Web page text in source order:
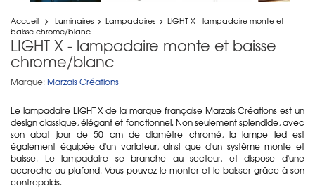
Accueil > Luminaires > Lampadaires > LIGHT X - lampadaire monte et
baisse chrome/blanc
LIGHT X - lampadaire monte et baisse
chrome/blanc
Marque: Marzais Créations
Le lampadaire LIGHT X de la marque française Marzais Créations est un
design classique, élégant et fonctionnel. Non seulement splendide, avec
son abat jour de 50 cm de diamètre chromé, la lampe led est
également équipée d'un variateur, ainsi que d'un système monte et
baisse. Le lampadaire se branche au secteur, et dispose d'une
accroche au plafond. Vous pouvez le monter et le baisser grâce à son
contrepoids.